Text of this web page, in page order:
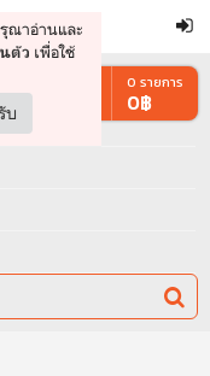
ณาอ่านและ
ตัว เพื่อใช้
บ
0 รายการ
0฿